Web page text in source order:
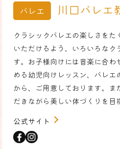
バレエ 川口バレエ
クラシックバレエの楽しさを
いただけるよう、いろいろなク
す。お子様向けには音楽に合
める幼児向けレッスン、バレエ
から、ご用意しております。ま
だきながら美しい体づくりを目
公式サイト